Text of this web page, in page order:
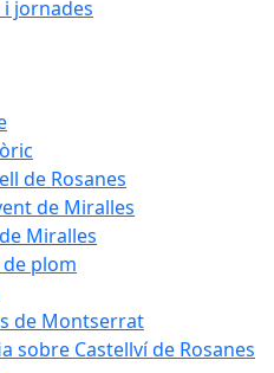
jornades
de Rosanes
de Miralles
Miralles
de plom
de Montserrat
sobre Castellví de Rosanes